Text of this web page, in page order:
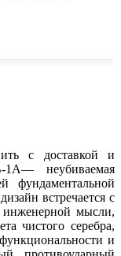
с доставкой и
1A— неубиваемая
фундаментальной
встречается с
инженерной мысли,
чистого серебра,
и